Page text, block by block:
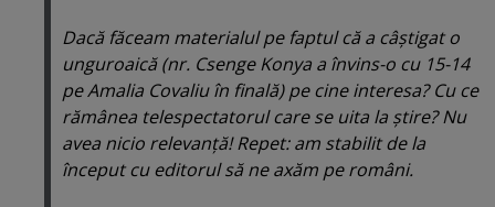
Dacă făceam materialul pe faptul că a câştigat o
unguroaică(nr. Csenge Konya a învins-o cu 15-14
pe Amalia Covaliu în finală)pe cine interesa? Cu ce
rămânea telespectatorul care se uita la ştire? Nu
avea nicio relevanţă! Repet: am stabilit de la
început cu editorul să ne axăm pe români.